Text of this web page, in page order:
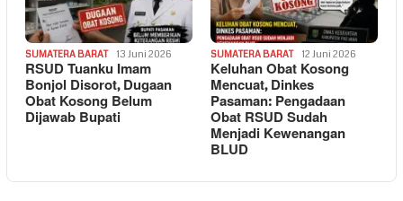
SUMATERA BARAT 13 Juni 2026
RSUD Tuanku Imam
Bonjol Disorot, Dugaan
Obat Kosong Belum
Dijawab Bupati
SUMATERA BARAT 12 Juni 2026
Keluhan Obat Kosong
Mencuat, Dinkes
Pasaman: Pengadaan
Obat RSUD Sudah
Menjadi Kewenangan
BLUD